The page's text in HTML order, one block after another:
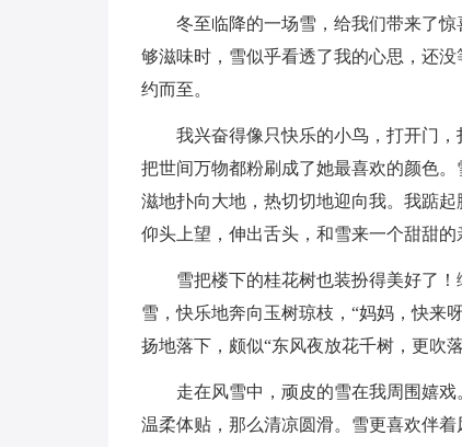
冬至临降的一场雪，给我们带来了
够滋味时，雪似乎看透了我的心思，还
约而至。
我兴奋得像只快乐的小鸟，打开门
把世间万物都粉刷成了她最喜欢的颜色
滋地扑向大地，热切切地迎向我。我踮
仰头上望，伸出舌头，和雪来一个甜甜的
雪把楼下的桂花树也装扮得美好了
雪，快乐地奔向玉树琼枝，“妈妈，快来
扬地落下，颇似“东风夜放花千树，更吹
走在风雪中，顽皮的雪在我周围嬉
温柔体贴，那么清凉圆滑。雪更喜欢伴